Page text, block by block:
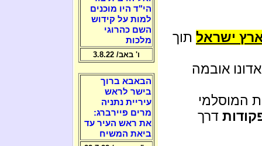
ישראל תוך
אובמה
המוסלמי
דרך
הי"ד היו מוכנים
למות על קידוש
השם כהרוגי
מלכות
ו' באב/ 3.8.22
הבאבא ברוך
בישר לראש
עיריית נתניה
מרים פיירברג:
את ראש העיר עד
ביאת המשיח